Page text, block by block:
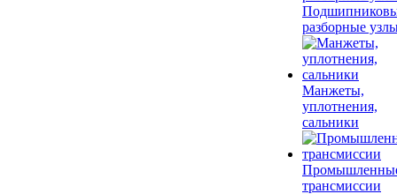
разборные
Манжеты,
уплотнения,
сальники
трансмиссии